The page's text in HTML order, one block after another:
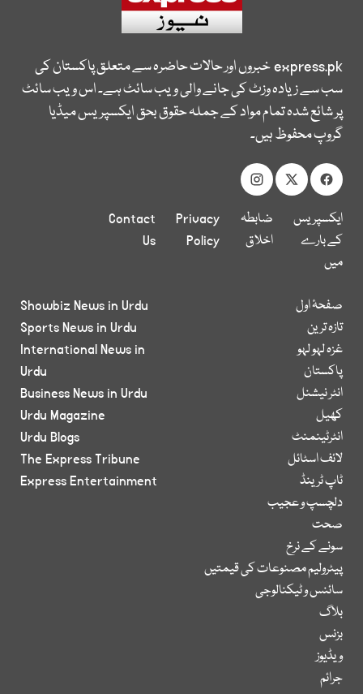
express.pkخبروں اور حالات حاضرہ سے متعلق پاکستان کی
سب سے زیادہ وزٹ کی جانے والی ویب سائٹ ہے۔ اس ویب سائٹ
پر شائع شدہ تمام مواد کے جملہ حقوق بحق ایکسپریس میڈیا
گروپ محفوظ ہیں۔
ایکسپریس
کے بارے
میں
ضابطہ
اخلاق
Privacy
Policy
Contact
Us
صفحۂ اول
تازہ ترین
غزہ لہو لہو
پاکستان
انٹر نیشنل
کھیل
انٹرٹینمنٹ
لائف اسٹائل
ٹاپ ٹرینڈ
دلچسپ و عجیب
صحت
سونے کے نرخ
پیٹرولیم مصنوعات کی قیمتیں
سائنس و ٹیکنالوجی
بلاگ
بزنس
ویڈیوز
جرائم
Showbiz News in Urdu
Sports News in Urdu
International News in
Urdu
Business News in Urdu
Urdu Magazine
Urdu Blogs
The Express Tribune
Express Entertainment